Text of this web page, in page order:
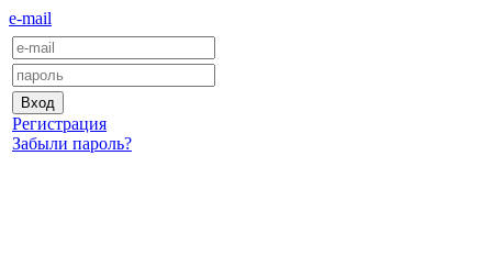
e-mail
Регистрация
Забыли пароль?